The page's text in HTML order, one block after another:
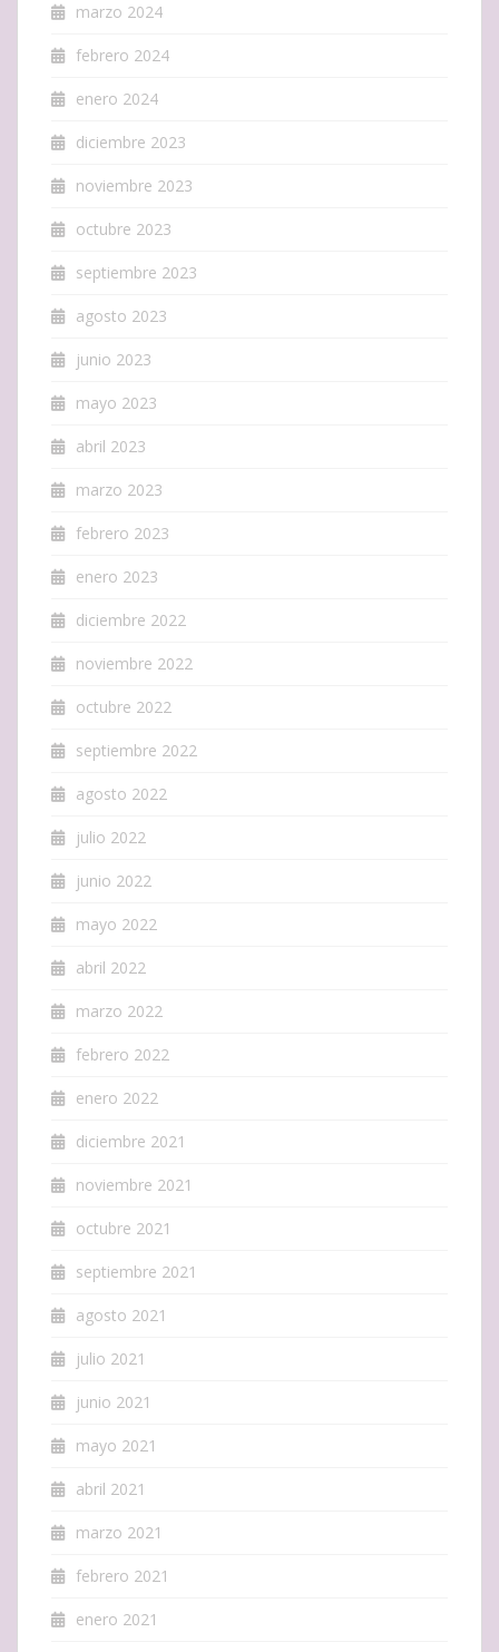
marzo 2024
febrero 2024
enero 2024
diciembre 2023
noviembre 2023
octubre 2023
septiembre 2023
agosto 2023
junio 2023
mayo 2023
abril 2023
marzo 2023
febrero 2023
enero 2023
diciembre 2022
noviembre 2022
octubre 2022
septiembre 2022
agosto 2022
julio 2022
junio 2022
mayo 2022
abril 2022
marzo 2022
febrero 2022
enero 2022
diciembre 2021
noviembre 2021
octubre 2021
septiembre 2021
agosto 2021
julio 2021
junio 2021
mayo 2021
abril 2021
marzo 2021
febrero 2021
enero 2021